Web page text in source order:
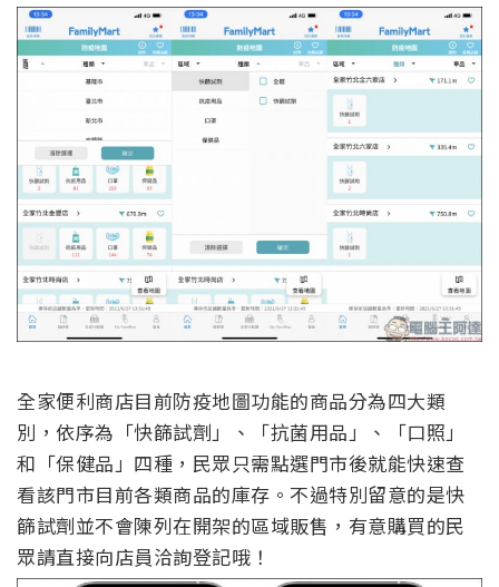
全家便利商店目前防疫地圖功能的商品分為四大類
別，依序為「快篩試劑」、「抗菌用品」、「口照」
和「保健品」四種，民眾只需點選門市後就能快速查
看該門市目前各類商品的庫存。不過特別留意的是快
篩試劑並不會陳列在開架的區域販售，有意購買的民
眾請直接向店員洽詢登記哦！